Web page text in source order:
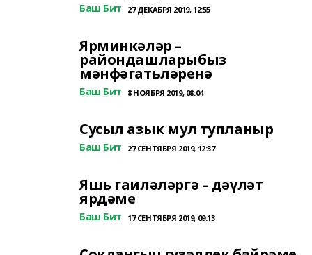
Баш Бит 27 ДЕКАБРЯ 2019, 12:55
Ярминкәләр –
райондашларыбыз
мәнфәгатьләренә
Баш Бит 8 НОЯБРЯ 2019, 08:04
Сусыл азык мул тупланыр
Баш Бит 27 СЕНТЯБРЯ 2019, 12:37
Яшь гаиләләргә – дәүләт
ярдәме
Баш Бит 17 СЕНТЯБРЯ 2019, 09:13